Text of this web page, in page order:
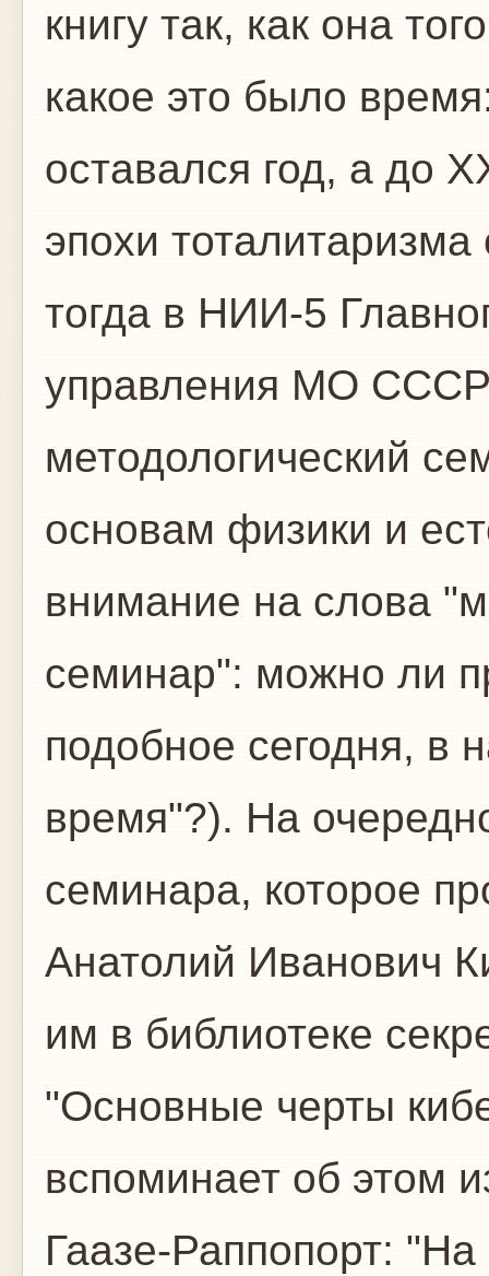
книгу так, как она
какое это было
оставался год, а до
эпохи
тогда в НИИ-5
управления МО
методологический
основам физики и
внимание на слова
семинар": можно ли
подобное сегодня, в
время"?). На
семинара, которое
Анатолий Иванович
им в библиотеке
"Основные черты
вспоминает об этом
Гаазе-Раппопорт: